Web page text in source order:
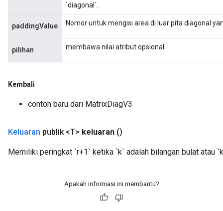
`diagonal`.
paddingValue Nomor untuk mengisi area di luar pita diagonal
pilihan membawa nilai atribut opsional
Kembali
contoh baru dari MatrixDiagV3
Keluaran publik <T> keluaran ()
Memiliki peringkat `r+1` ketika `k` adalah bilangan bulat atau
Apakah informasi ini membantu?